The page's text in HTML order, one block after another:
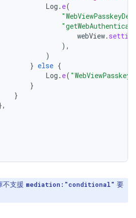
Log . e(
webView.
),
)
} else {
Log . e(
}
}
不支援 mediation:"conditional" 要